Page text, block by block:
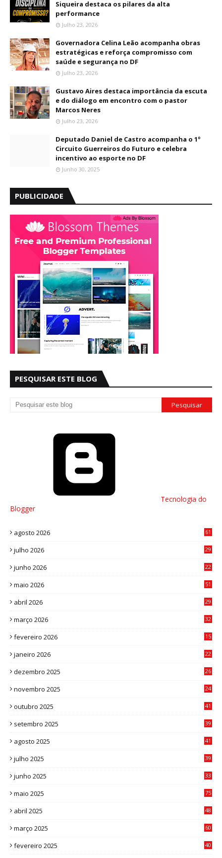
Siqueira destaca os pilares da alta
performance
Julho 23, 2026
Governadora Celina Leão acompanha obras
estratégicas e reforça compromisso com
saúde e segurança no DF
Julho 23, 2026
Gustavo Aires destaca importância da escuta
e do diálogo em encontro com o pastor
Marcos Neres
Julho 23, 2026
Deputado Daniel de Castro acompanha o 1º
Circuito Guerreiros do Futuro e celebra
incentivo ao esporte no DF
Junho 30, 2025
PUBLICIDADE
PESQUISAR ESTE BLOG
Tecnologia do
Blogger
agosto 2026 61
julho 2026
29
junho 2026
22
maio 2026
51
abril 2026
29
março 2026
32
fevereiro 2026
15
janeiro 2026
22
dezembro 2025
26
novembro 2025
24
outubro 2025
41
setembro 2025
39
agosto 2025
41
julho 2025
39
junho 2025
33
maio 2025 75
abril 2025
48
março 2025
60
fevereiro 2025
40